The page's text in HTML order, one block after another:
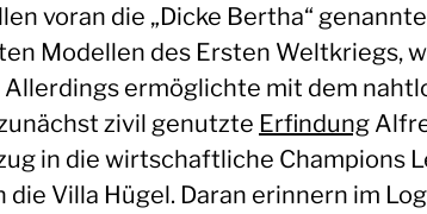
voran die „Dicke Bertha“
Modellen des Ersten Weltkriegs,
Allerdings ermöglichte mit dem
zivil genutzte Erfindung
in die wirtschaftliche Champions
die Villa Hügel. Daran erinnern im